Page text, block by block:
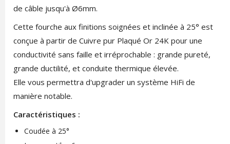
de câble jusqu'à Ø6mm.
Cette fourche aux finitions soignées et inclinée à 25° est
conçue à partir de Cuivre pur Plaqué Or 24K pour une
conductivité sans faille et irréprochable : grande pureté,
grande ductilité, et conduite thermique élevée.
Elle vous permettra d'upgrader un système HiFi de
manière notable.
Caractéristiques :
Coudée à 25°